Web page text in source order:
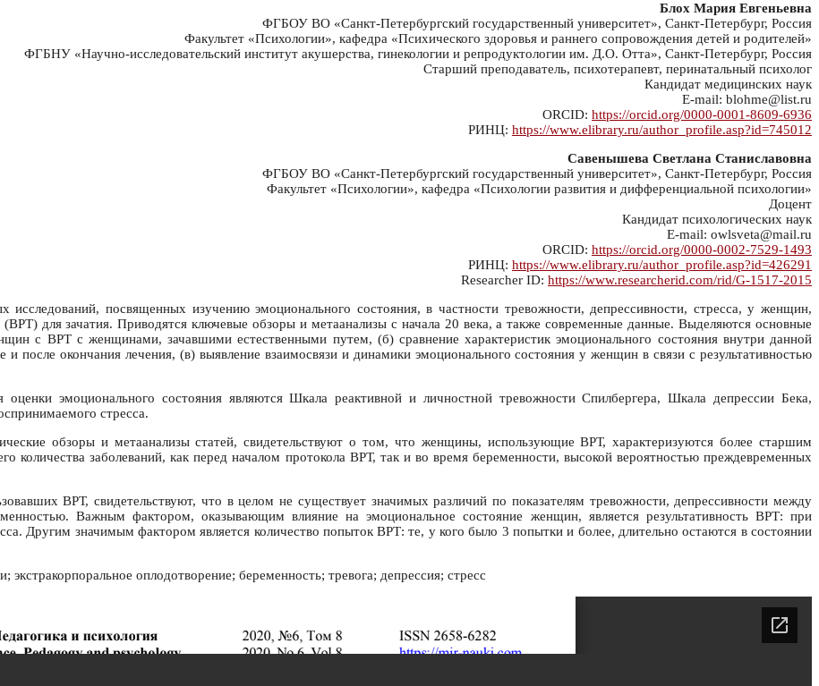
Блох Мария Евгеньевна
ФГБОУ ВО «Санкт-Петербургский государственный университет», Санкт-Петербург, Россия
Факультет «Психологии», кафедра «Психического здоровья и раннего сопровождения детей и родителей»
ФГБНУ «Научно-исследовательский институт акушерства, гинекологии и репродуктологии им. Д.О. Отта», Санкт-Петербург, Россия
Старший преподаватель, психотерапевт, перинатальный психолог
Кандидат медицинских наук
E-mail: blohme@list.ru
ORCID: https://orcid.org/0000-0001-8609-6936
РИНЦ: https://www.elibrary.ru/author_profile.asp?id=745012
Савенышева Светлана Станиславовна
ФГБОУ ВО «Санкт-Петербургский государственный университет», Санкт-Петербург, Россия
Факультет «Психологии», кафедра «Психологии развития и дифференциальной психологии»
Доцент
Кандидат психологических наук
E-mail: owlsveta@mail.ru
ORCID: https://orcid.org/0000-0002-7529-1493
РИНЦ: https://www.elibrary.ru/author_profile.asp?id=426291
Researcher ID: https://www.researcherid.com/rid/G-1517-2015
исследований, посвященных изучению эмоционального состояния, в частности тревожности, депрессивности, стресса, у женщин,
для зачатия. Приводятся ключевые обзоры и метаанализы с начала 20 века, а также современные данные. Выделяются основные
с ВРТ с женщинами, зачавшими естественными путем, (б) сравнение характеристик эмоционального состояния внутри данной
после окончания лечения, (в) выявление взаимосвязи и динамики эмоционального состояния у женщин в связи с результативностью
эмоционального состояния являются Шкала реактивной и личностной тревожности Спилбергера, Шкала депрессии Бека,
стресса.
обзоры и метаанализы статей, свидетельствуют о том, что женщины, использующие ВРТ, характеризуются более старшим
количества заболеваний, как перед началом протокола ВРТ, так и во время беременности, высокой вероятностью преждевременных
ВРТ, свидетельствуют, что в целом не существует значимых различий по показателям тревожности, депрессивности между
Важным фактором, оказывающим влияние на эмоциональное состояние женщин, является результативность ВРТ: при
Другим значимым фактором является количество попыток ВРТ: те, у кого было 3 попытки и более, длительно остаются в состоянии
экстракорпоральное оплодотворение; беременность; тревога; депрессия; стресс